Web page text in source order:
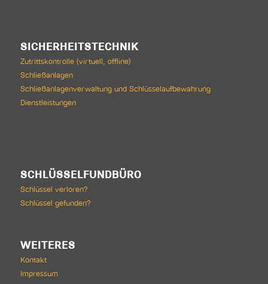
SICHERHEITSTECHNIK
Zutrittskontrolle (virtuell, offline)
Schließanlagen
Schließanlagenverwaltung und Schlüsselaufbewahrung
Dienstleistungen
SCHLÜSSELFUNDBÜRO
Schlüssel verloren?
Schlüssel gefunden?
WEITERES
Kontakt
Impressum